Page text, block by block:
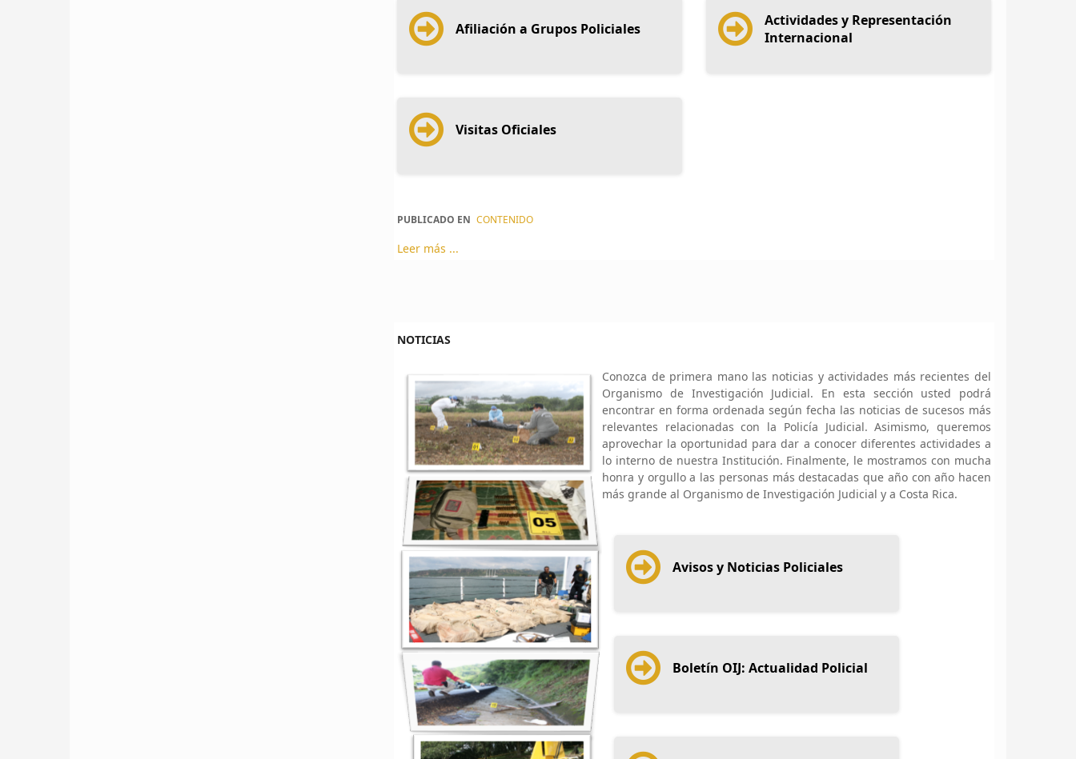
Afiliación a Grupos Policiales
Actividades y Representación
Internacional
Visitas Oficiales
PUBLICADO EN CONTENIDO
Leer más ...
NOTICIAS
Conozca de primera mano las noticias y actividades más recientes del
Organismo de Investigación Judicial. En esta sección usted podrá
encontrar en forma ordenada según fecha las noticias de sucesos más
relevantes relacionadas con la Policía Judicial. Asimismo, queremos
aprovechar la oportunidad para dar a conocer diferentes actividades a
lo interno de nuestra Institución. Finalmente, le mostramos con mucha
honra y orgullo a las personas más destacadas que año con año hacen
más grande al Organismo de Investigación Judicial y a Costa Rica.
Avisos y Noticias Policiales
Boletín OIJ: Actualidad Policial